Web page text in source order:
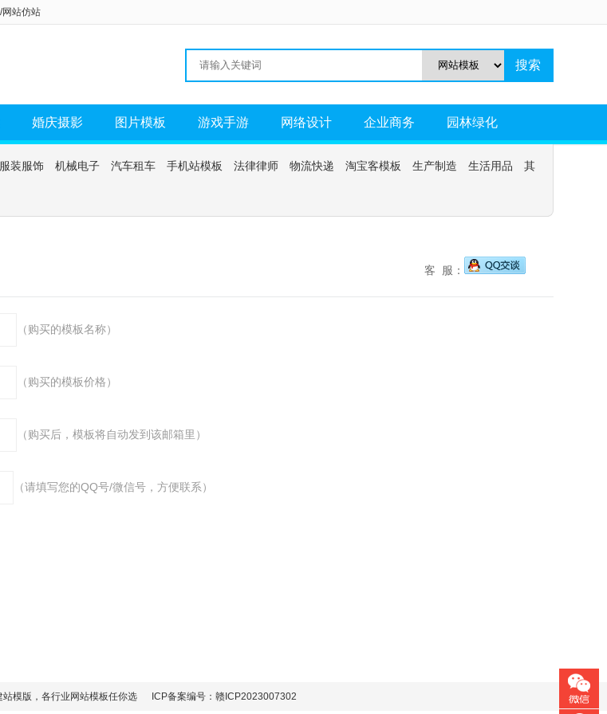
网站仿站
婚庆摄影 图片模板 游戏手游 网络设计 企业商务 园林绿化
服装服饰 机械电子 汽车租车 手机站模板 法律律师 物流快递 淘宝客模板 生产制造 生活用品 其
客 服：
（购买的模板名称）
（购买的模板价格）
（购买后，模板将自动发到该邮箱里）
（请填写您的QQ号/微信号，方便联系）
站模版，各行业网站模板任你选 ICP备案编号：赣ICP2023007302